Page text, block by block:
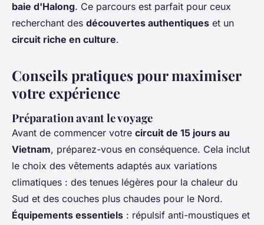
baie d'Halong. Ce parcours est parfait pour ceux
recherchant des découvertes authentiques et un
circuit riche en culture.
Conseils pratiques pour maximiser
votre expérience
Préparation avant le voyage
Avant de commencer votre circuit de 15 jours au
Vietnam, préparez-vous en conséquence. Cela inclut
le choix des vêtements adaptés aux variations
climatiques : des tenues légères pour la chaleur du
Sud et des couches plus chaudes pour le Nord.
Équipements essentiels : répulsif anti-moustiques et